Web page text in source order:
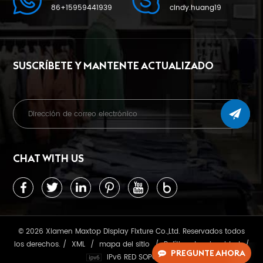
PREGUNTE AHORA
86+15959441939 cindy.huang19
SUSCRÍBETE Y MANTENTE ACTUALIZADO
CHAT WITH US
© 2026 Xiamen Maxtop Display Fixture Co.,Ltd. Reservados todos
los derechos. / XML / mapa del sitio / Política de privacidad /
IPv6 RED SOPORTADA